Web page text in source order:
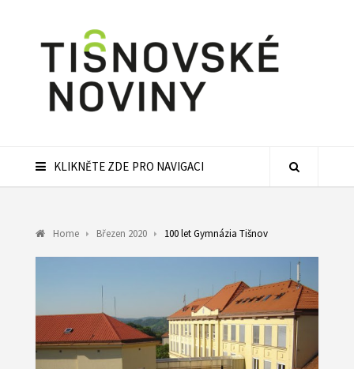
KLIKNĚTE ZDE PRO NAVIGACI
Home Březen 2020 100 let Gymnázia Tišnov